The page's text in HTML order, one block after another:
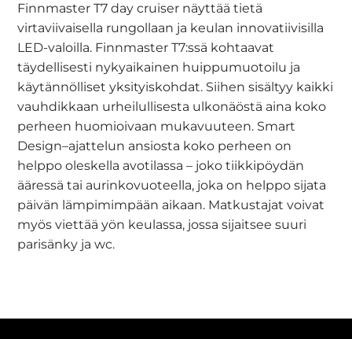
Finnmaster T7 day cruiser näyttää tietä
virtaviivaisella rungollaan ja keulan innovatiivisilla
LED-valoilla. Finnmaster T7:ssä kohtaavat
täydellisesti nykyaikainen huippumuotoilu ja
käytännölliset yksityiskohdat. Siihen sisältyy kaikki
vauhdikkaan urheilullisesta ulkonäöstä aina koko
perheen huomioivaan mukavuuteen. Smart
Design–ajattelun ansiosta koko perheen on
helppo oleskella avotilassa – joko tiikkipöydän
ääressä tai aurinkovuoteella, joka on helppo sijata
päivän lämpimimpään aikaan. Matkustajat voivat
myös viettää yön keulassa, jossa sijaitsee suuri
parisänky ja wc.